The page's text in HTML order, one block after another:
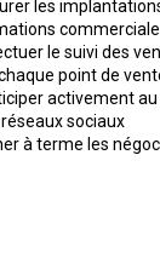
les
le suivi des
point de
activement
sociaux
à terme les